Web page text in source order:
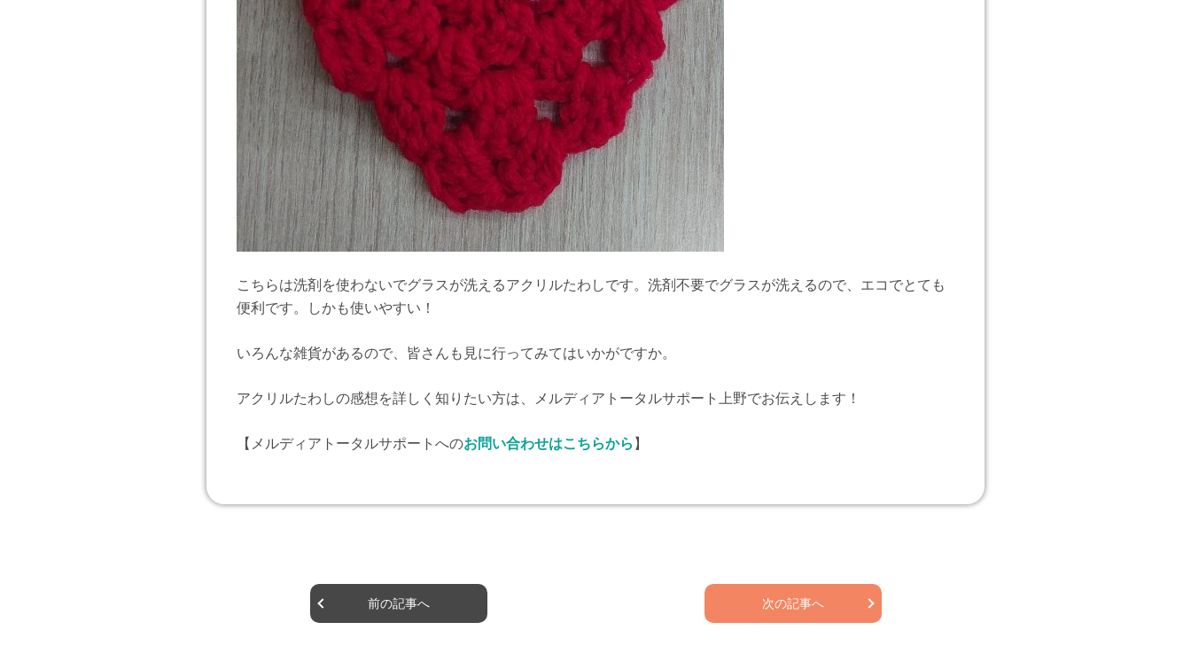
こちらは洗剤を使わないでグラスが洗えるアクリルたわしです。洗剤不要でグラスが洗えるので、エコでとても
便利です。しかも使いやすい！
いろんな雑貨があるので、皆さんも見に行ってみてはいかがですか。
アクリルたわしの感想を詳しく知りたい方は、メルディアトータルサポート上野でお伝えします！
【メルディアトータルサポートへのお問い合わせはこちらから 】
前の記事へ 次の記事へ